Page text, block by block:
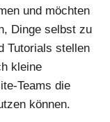
und möchten
Dinge selbst zu
Tutorials stellen
kleine
Teams die
können.